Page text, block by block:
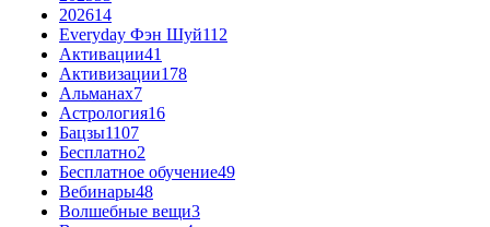
202614
Everyday Фэн Шуй112
Активации41
Активизации178
Альманах7
Астрология16
Бацзы1107
Бесплатно2
Бесплатное обучение49
Вебинары48
Волшебные вещи3